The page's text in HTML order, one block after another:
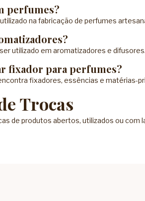
perfumes?
na fabricação de perfumes
utilizado em aromatizadores e
fixador para perfumes?
fixadores, essências e matérias-
Trocas
de produtos abertos, utilizados ou com